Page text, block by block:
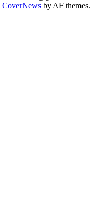
CoverNews by AF themes.